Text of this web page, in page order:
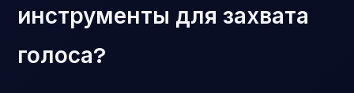
инструменты для захвата
голоса?